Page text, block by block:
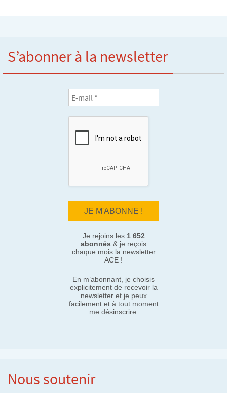
S’abonner à la newsletter
Je rejoins les 1 652
abonnés & je reçois
chaque mois la newsletter
ACE !
En m’abonnant, je choisis
explicitement de recevoir la
newsletter et je peux
facilement et à tout moment
me désinscrire.
Nous soutenir